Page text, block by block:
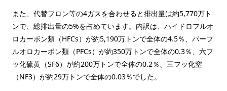
また、代替フロン等の4ガスを合わせると排出量は約5,770万ト
ンで、総排出量の5%を占めています。内訳は、ハイドロフルオ
ロカーボン類（HFCs）が約5,190万トンで全体の4.5％、パーフ
ルオロカーボン類（PFCs）が約350万トンで全体の0.3％、六フ
ッ化硫黄（SF6）が約200万トンで全体の0.2％、三フッ化窒
（NF3）が約29万トンで全体の0.03％でした。